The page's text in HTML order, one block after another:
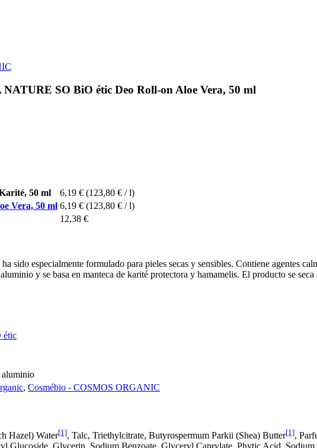
SO BiO étic Deo Roll-on Aloe Vera, 50 ml
50 ml 6,19 € (123,80 € / l)
Vera, 50 ml 6,19 € (123,80 € / l)
12,38 €
sido especialmente formulado para pieles secas y sensibles. Contiene agentes
y se basa en manteca de karité protectora y hamamelis. El producto se seca
étic
aluminio
, Cosmébio - COSMOS ORGANIC
Hazel) Water[1], Talc, Triethylcitrate, Butyrospermum Parkii (Shea) Butter[1],
Glucoside, Glycerin, Sodium Benzoate, Glyceryl Caprylate, Phytic Acid,